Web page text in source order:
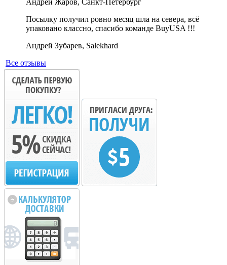
Андрей Жаров, Санкт-Петербург
Посылку получил ровно месяц шла на севера, всё
упаковано классно, спасибо команде BuyUSA !!!
Андрей Зубарев, Salekhard
Все отзывы